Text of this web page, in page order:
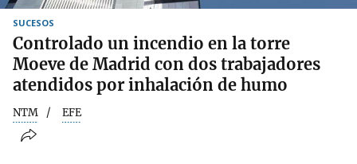
SUCESOS
Controlado un incendio en la torre
Moeve de Madrid con dos trabajadores
atendidos por inhalación de humo
NTM EFE